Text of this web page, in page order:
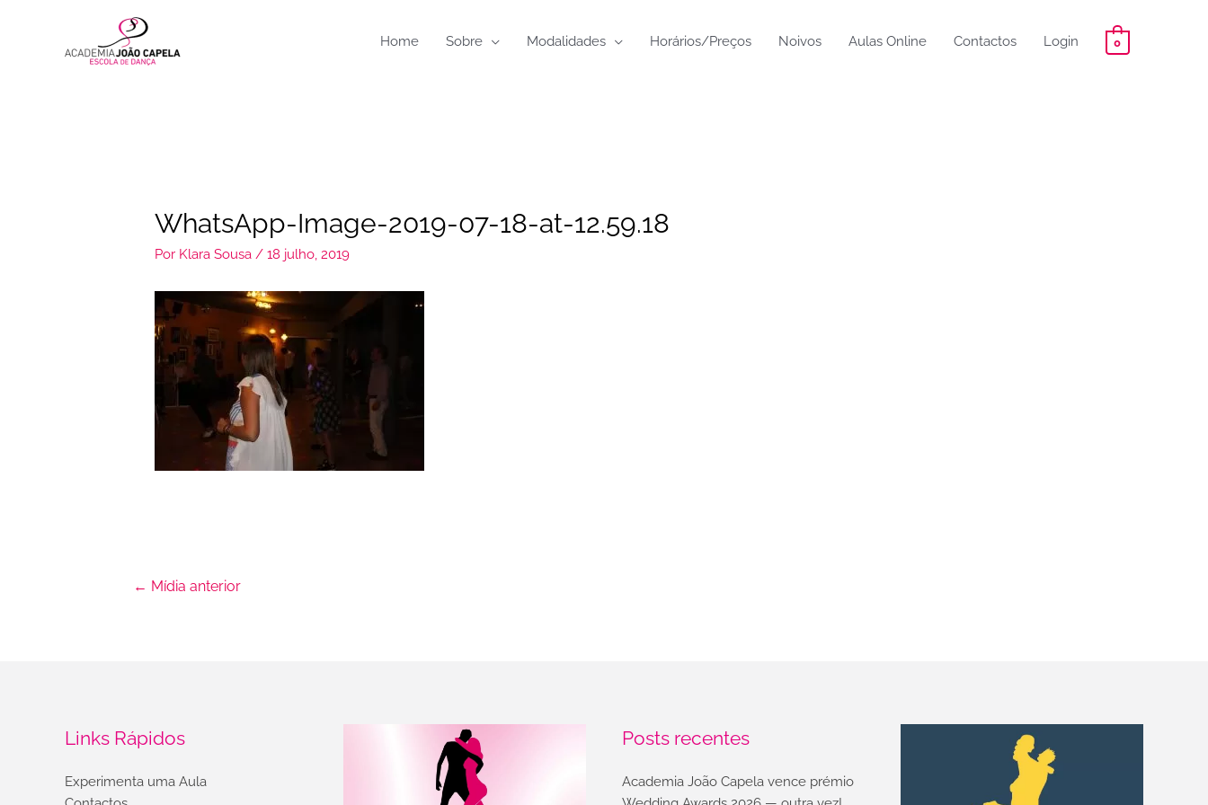
Home Sobre Modalidades Horários/Preços Noivos Aulas Online Contactos Login 0
WhatsApp-Image-2019-07-18-at-12.59.18
Por Klara Sousa/18 julho, 2019
← Mídia anterior
Links Rápidos
Experimenta uma Aula
Posts recentes
Academia João Capela vence prémio